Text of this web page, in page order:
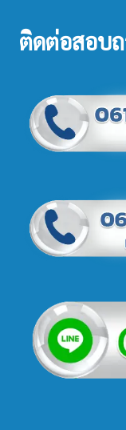
ติดต่อสอบ